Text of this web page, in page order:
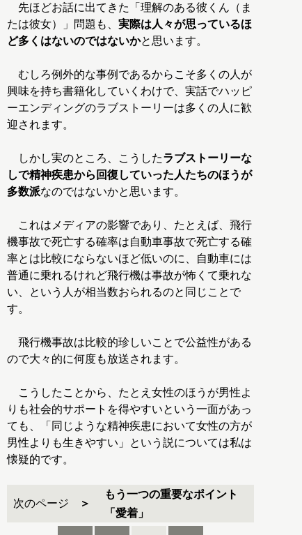
先ほどお話に出てきた「理解のある彼くん（ま
たは彼女）」問題も、 実際は人々が思っているほ
ど多くはないのではないかと思います。
むしろ例外的な事例であるからこそ多くの人が
興味を持ち書籍化していくわけで、実話でハッピ
ーエンディングのラブストーリーは多くの人に歓
迎されます。
しかし実のところ、こうしたラブストーリーな
しで精神疾患から回復していった人たちのほうが
多数派なのではないかと思います。
これはメディアの影響であり、たとえば、飛行
機事故で死亡する確率は自動車事故で死亡する確
率とは比較にならないほど低いのに、自動車には
普通に乗れるけれど飛行機は事故が怖くて乗れな
い、という人が相当数おられるのと同じことで
す。
飛行機事故は比較的珍しいことで公益性がある
ので大々的に何度も放送されます。
こうしたことから、たとえ女性のほうが男性よ
りも社会的サポートを得やすいという一面があっ
ても、「同じような精神疾患において女性の方が
男性よりも生きやすい」という説については私は
懐疑的です。
次のページ
もう一つの重要なポイント
「愛着」